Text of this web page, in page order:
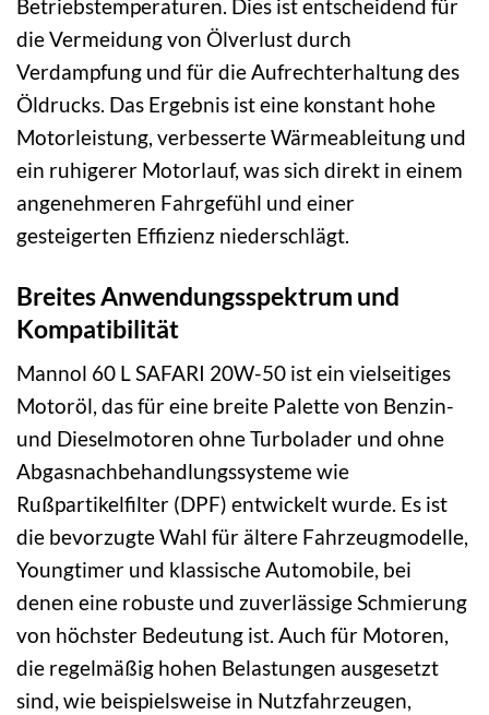
Betriebstemperaturen. Dies ist entscheidend für
die Vermeidung von Ölverlust durch
Verdampfung und für die Aufrechterhaltung des
Öldrucks. Das Ergebnis ist eine konstant hohe
Motorleistung, verbesserte Wärmeableitung und
ein ruhigerer Motorlauf, was sich direkt in einem
angenehmeren Fahrgefühl und einer
gesteigerten Effizienz niederschlägt.
Breites Anwendungsspektrum und
Kompatibilität
Mannol 60 L SAFARI 20W-50 ist ein vielseitiges
Motoröl, das für eine breite Palette von Benzin-
und Dieselmotoren ohne Turbolader und ohne
Abgasnachbehandlungssysteme wie
Rußpartikelfilter (DPF) entwickelt wurde. Es ist
die bevorzugte Wahl für ältere Fahrzeugmodelle,
Youngtimer und klassische Automobile, bei
denen eine robuste und zuverlässige Schmierung
von höchster Bedeutung ist. Auch für Motoren,
die regelmäßig hohen Belastungen ausgesetzt
sind, wie beispielsweise in Nutzfahrzeugen,